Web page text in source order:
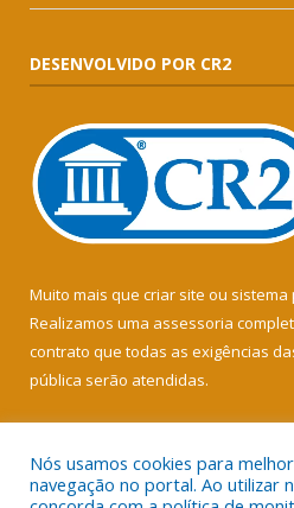
DESENVOLVIDO POR CR2
Muito mais que criar site ou sistema
Realizamos uma assessoria
contrato que todas as exigências
pública serão atendidas.
Nós usamos cookies para
navegação no portal. Ao utilizar